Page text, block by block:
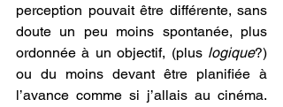
perception pouvait être différente, sans
doute un peu moins spontanée, plus
ordonnée à un objectif, (plus logique?)
ou du moins devant être planifiée à
l’avance comme si j’allais au cinéma.